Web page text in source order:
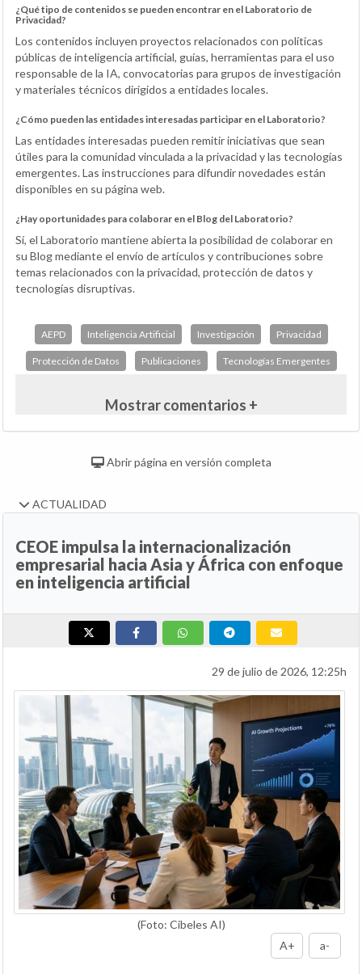
¿Qué tipo de contenidos se pueden encontrar en el Laboratorio de
Privacidad?
Los contenidos incluyen proyectos relacionados con políticas
públicas de inteligencia artificial, guías, herramientas para el uso
responsable de la IA, convocatorias para grupos de investigación
y materiales técnicos dirigidos a entidades locales.
¿Cómo pueden las entidades interesadas participar en el Laboratorio?
Las entidades interesadas pueden remitir iniciativas que sean
útiles para la comunidad vinculada a la privacidad y las tecnologías
emergentes. Las instrucciones para difundir novedades están
disponibles en su página web.
¿Hay oportunidades para colaborar en el Blog del Laboratorio?
Sí, el Laboratorio mantiene abierta la posibilidad de colaborar en
su Blog mediante el envío de artículos y contribuciones sobre
temas relacionados con la privacidad, protección de datos y
tecnologías disruptivas.
AEPD Inteligencia Artificial Investigación Privacidad
Protección de Datos Publicaciones Tecnologías Emergentes
Mostrar comentarios +
Abrir página en versión completa
ACTUALIDAD
CEOE impulsa la internacionalización
empresarial hacia Asia y África con enfoque
en inteligencia artificial
29 de julio de 2026, 12:25h
(Foto: Cibeles AI)
A+
a-